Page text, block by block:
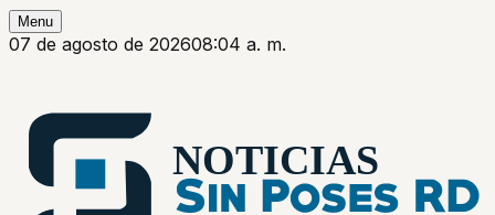
Menu
07 de agosto de 202608:04 a. m.